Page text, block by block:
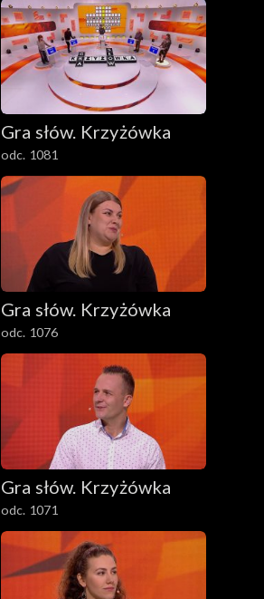
Gra słów. Krzyżówka
odc. 1081
Gra słów. Krzyżówka
odc. 1076
Gra słów. Krzyżówka
odc. 1071